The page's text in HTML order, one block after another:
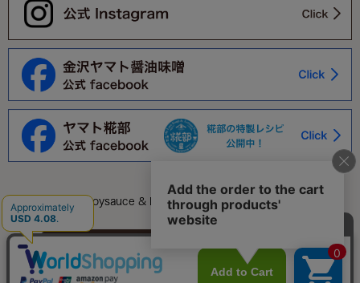
©Yamato Soysauce & Miso Co.,Ltd. All Rights Reserved.
このページをPC用に切り替え